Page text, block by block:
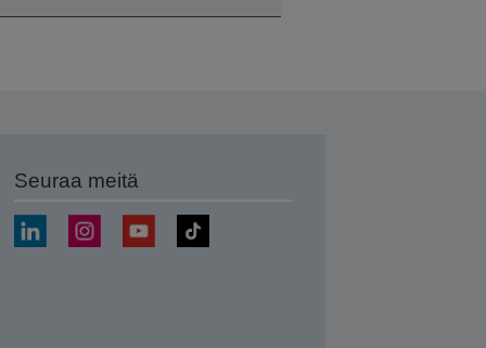
Seuraa meitä